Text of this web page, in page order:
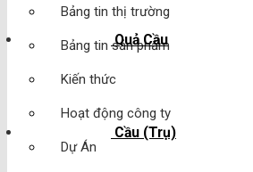
Bảng tin thị trường
Bảng tin sản phẩm
Kiến thức
Hoạt động công ty
Dự Án
Quả Cầu
Cầu (Trụ)